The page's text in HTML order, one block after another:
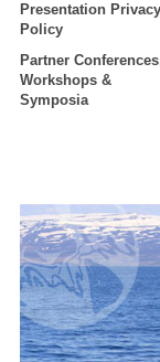
Presentation Privacy
Policy
Partner
Workshops &
Symposia